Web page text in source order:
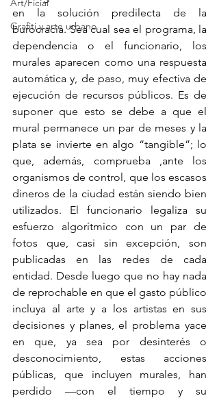
Art/Ficial
Grafiti y arte urbano
en la solución predilecta de la
burocracia. Sea cual sea el programa, la
dependencia o el funcionario, los
murales aparecen como una respuesta
automática y, de paso, muy efectiva de
ejecución de recursos públicos. Es de
suponer que esto se debe a que el
mural permanece un par de meses y la
plata se invierte en algo “tangible”; lo
que, además, comprueba ,ante los
organismos de control, que los escasos
dineros de la ciudad están siendo bien
utilizados. El funcionario legaliza su
esfuerzo algorítmico con un par de
fotos que, casi sin excepción, son
publicadas en las redes de cada
entidad. Desde luego que no hay nada
de reprochable en que el gasto público
incluya al arte y a los artistas en sus
decisiones y planes, el problema yace
en que, ya sea por desinterés o
desconocimiento, estas acciones
públicas, que incluyen murales, han
perdido —con el tiempo y su